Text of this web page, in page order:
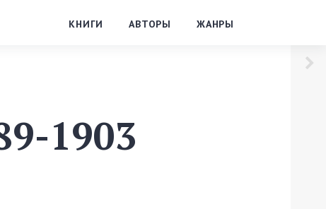
КНИГИ АВТОРЫ ЖАНРЫ
1903